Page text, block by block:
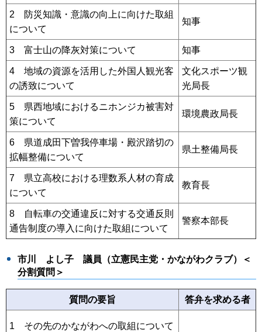
2 防災知識・意識の向上に向けた取組
について
知事
3 富士山の降灰対策について 知事
4 地域の資源を活用した外国人観光客
の誘致について
文化スポーツ観
光局長
5 県西地域におけるニホンジカ被害対
策について
環境農政局長
6 県道成田下曽我停車場・殿沢踏切の
拡幅整備について
県土整備局長
7 県立高校における理数系人材の育成
について
教育長
8 自転車の交通違反に対する交通反則
通告制度の導入に向けた取組について
警察本部長
市川 よし子 議員（立憲民主党・かながわクラブ）＜
分割質問＞
質問の要旨 答弁を求める者
1 その先のかながわへの取組について